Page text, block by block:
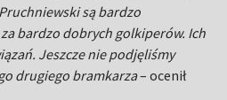
są bardzo
bardzo dobrych golkiperów. Ich
Jeszcze nie podjęliśmy
drugiego bramkarza– ocenił